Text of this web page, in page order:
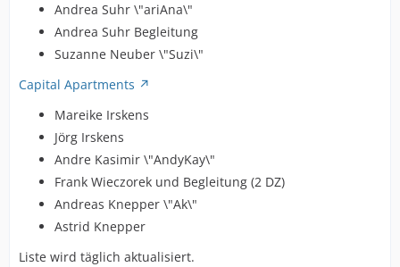
Andrea Suhr \"ariAna\"
Andrea Suhr Begleitung
Suzanne Neuber \"Suzi\"
Capital Apartments
Mareike Irskens
Jörg Irskens
Andre Kasimir \"AndyKay\"
Frank Wieczorek und Begleitung (2 DZ)
Andreas Knepper \"Ak\"
Astrid Knepper
Liste wird täglich aktualisiert.